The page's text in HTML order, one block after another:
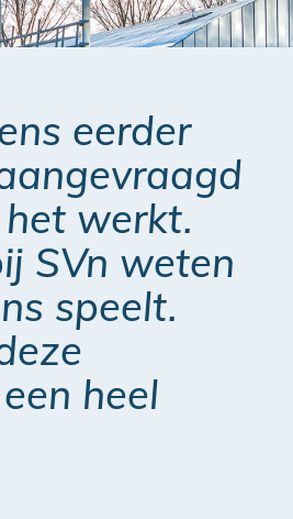
eerder
werkt.
SVn weten
speelt.
heel